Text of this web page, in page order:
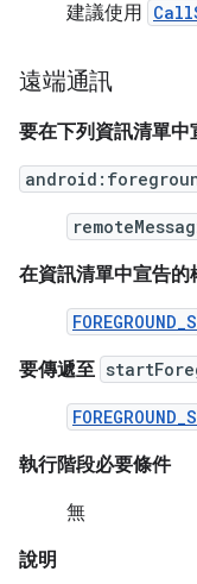
建議使用
遠端通訊
要在下列資訊清單
在資訊清單中宣告的
要傳遞至
執行階段必要條件
無
說明